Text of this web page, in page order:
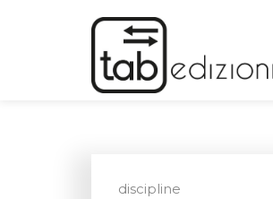
discipline